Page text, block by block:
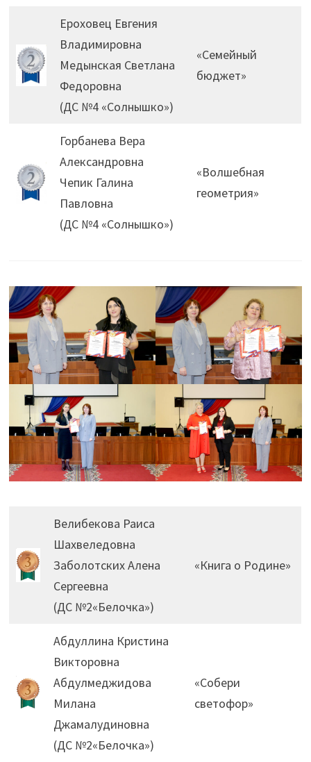
Ероховец Евгения
Владимировна
Медынская Светлана
Федоровна
(ДС №4 «Солнышко»)
«Семейный
бюджет»
Горбанева Вера
Александровна
Чепик Галина
Павловна
(ДС №4 «Солнышко»)
«Волшебная
геометрия»
Велибекова Раиса
Шахвеледовна
Заболотских Алена
Сергеевна
(ДС №2«Белочка»)
«Книга о Родине»
Абдуллина Кристина
Викторовна
Абдулмеджидова
Милана
Джамалудиновна
(ДС №2«Белочка»)
«Собери
светофор»